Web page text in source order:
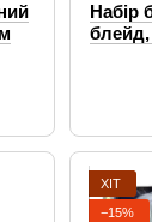
Набір
блейд,
ХІТ
−15%